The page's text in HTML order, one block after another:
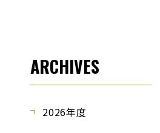
ARCHIVES
2026年度